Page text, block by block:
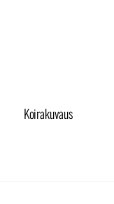
Koirakuvaus